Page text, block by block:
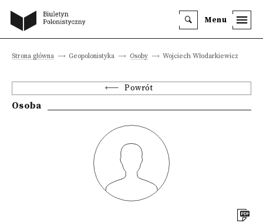
Menu
Strona główna Geopolonistyka Osoby Wojciech Włodarkiewicz
Powrót
Osoba